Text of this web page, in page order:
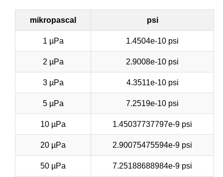
mikropascal psi
1 µPa 1.4504e-10 psi
2 µPa 2.9008e-10 psi
3 µPa 4.3511e-10 psi
5 µPa 7.2519e-10 psi
10 µPa 1.45037737797e-9 psi
20 µPa 2.90075475594e-9 psi
50 µPa 7.25188688984e-9 psi